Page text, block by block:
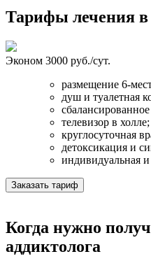
Тарифы лечения в
Эконом 3000 руб./сут.
размещение 6-
душ и туалетная
телевизор в холле;
круглосуточная
детоксикация и
индивидуальная
Заказать тариф
Когда нужно
аддиктолога